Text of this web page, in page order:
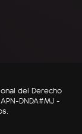
del Derecho
DNDA#MJ -